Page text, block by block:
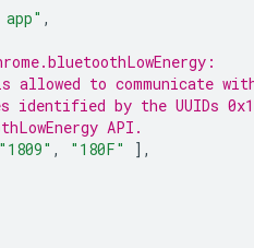
,
to communicate
by the UUIDs
API.
"1809" , "180F"
],